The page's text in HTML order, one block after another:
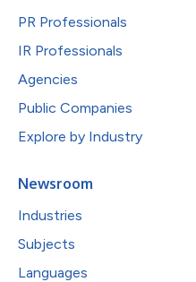
PR Professionals
IR Professionals
Agencies
Public Companies
Explore by Industry
Newsroom
Industries
Subjects
Languages